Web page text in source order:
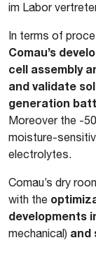
im Labor
In terms of
Comau’s
cell assembly
and validate
generation
Moreover the -
moisture-
electrolytes.
Comau’s dry
with the
developments
mechanical) and